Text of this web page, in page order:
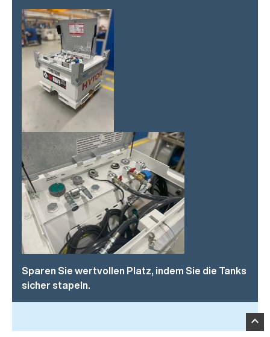
Sparen Sie wertvollen Platz, indem Sie die Tanks
sicher stapeln.
expand_less